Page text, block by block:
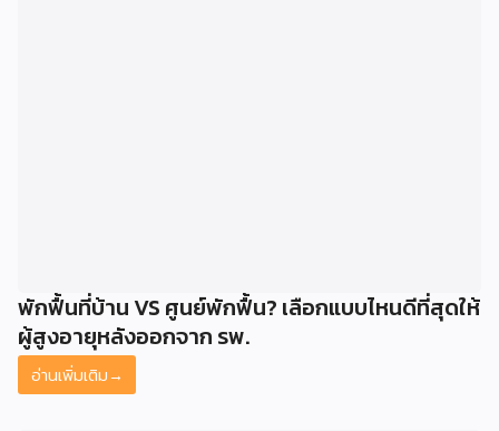
พักฟื้นที่บ้าน VS ศูนย์พักฟื้น? เลือกแบบไหนดีที่สุดให้
ผู้สูงอายุหลังออกจาก รพ.
อ่านเพิ่มเติม→